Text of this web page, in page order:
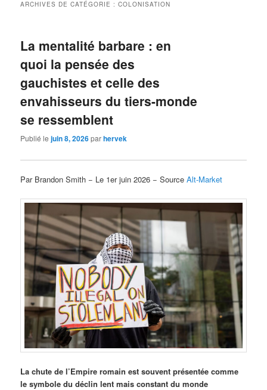
ARCHIVES DE CATÉGORIE :COLONISATION
La mentalité barbare : en
quoi la pensée des
gauchistes et celle des
envahisseurs du tiers-monde
se ressemblent
Publié lejuin 8, 2026parhervek
Par Brandon Smith − Le 1er juin 2026 − SourceAlt-Market
La chute de l’Empire romain est souvent présentée comme
le symbole du déclin lent mais constant du monde